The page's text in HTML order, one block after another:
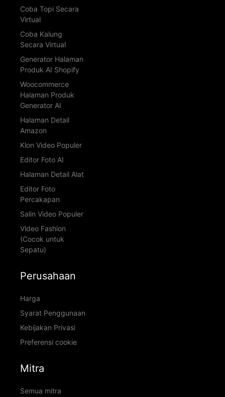
Coba Topi Secara
Virtual
Coba Kalung
Secara Virtual
Generator Halaman
Produk AI Shopify
Woocommerce
Halaman Produk
Generator AI
Halaman Detail
Amazon
Klon Video Populer
Editor Foto AI
Halaman Detail Alat
Editor Foto
Percakapan
Salin Video Populer
Video Fashion
(Cocok untuk
Sepatu)
Perusahaan
Harga
Syarat Penggunaan
Kebijakan Privasi
Preferensi cookie
Mitra
Semua mitra